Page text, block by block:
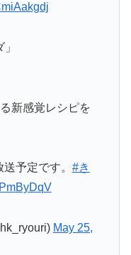
新感覚レシピを
予定です。 #き
May 25,